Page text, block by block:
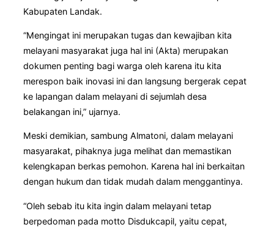
Kabupaten Landak.
“Mengingat ini merupakan tugas dan kewajiban kita
melayani masyarakat juga hal ini (Akta) merupakan
dokumen penting bagi warga oleh karena itu kita
merespon baik inovasi ini dan langsung bergerak cepat
ke lapangan dalam melayani di sejumlah desa
belakangan ini,” ujarnya.
Meski demikian, sambung Almatoni, dalam melayani
masyarakat, pihaknya juga melihat dan memastikan
kelengkapan berkas pemohon. Karena hal ini berkaitan
dengan hukum dan tidak mudah dalam menggantinya.
“Oleh sebab itu kita ingin dalam melayani tetap
berpedoman pada motto Disdukcapil, yaitu cepat,